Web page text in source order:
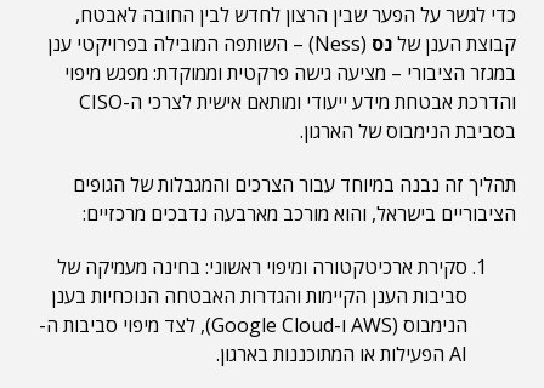
כדי לגשר על הפער שבין הרצון לחדש לבין החובה לאבטח,
קבוצת הענן שלנס
(Ness) – השותפה המובילה בפרויקטי ענן
במגזר הציבורי – מציעה גישה פרקטית וממוקדת: מפגש מיפוי
והדרכת אבטחת מידע ייעודי ומותאם אישית לצרכי ה-CISO
בסביבת הנימבוס של הארגון.
תהליך זה נבנה במיוחד עבור הצרכים והמגבלות של הגופים
הציבוריים בישראל, והוא מורכב מארבעה נדבכים מרכזיים:
סקירת ארכיטקטורה ומיפוי ראשוני: בחינה מעמיקה של
סביבות הענן הקיימות והגדרות האבטחה הנוכחיות בענן
הנימבוס (AWS ו-Google Cloud), לצד מיפוי סביבות ה-
AI הפעילות או המתוכננות בארגון.